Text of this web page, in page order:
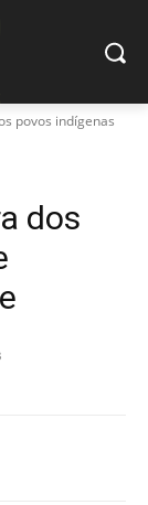
povos indígenas
dos